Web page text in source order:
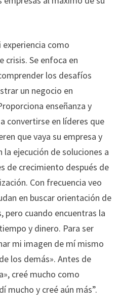
experiencia como
crisis. Se enfoca en
los desafíos
un negocio en
enseñanza y
convertirse en líderes que
que vaya su empresa y
ejecución de soluciones a
de crecimiento después de
Con frecuencia veo
en buscar orientación de
pero cuando encuentras la
y dinero. Para ser
mi imagen de mí mismo
los demás». Antes de
creé mucho como
mucho y creé aún más”.